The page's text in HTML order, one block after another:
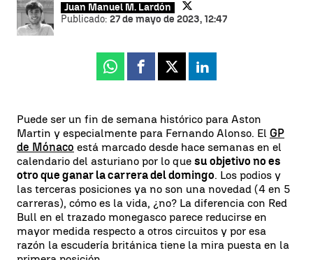
Juan Manuel M. Lardón
Publicado: 27 de mayo de 2023, 12:47
Whatsapp
Facebook
X Linkedin
Puede ser un fin de semana histórico para Aston
Martin y especialmente para Fernando Alonso. El GP
de Mónaco está marcado desde hace semanas en el
calendario del asturiano por lo que su objetivo no es
otro que ganar la carrera del domingo. Los podios y
las terceras posiciones ya no son una novedad (4 en 5
carreras), cómo es la vida, ¿no? La diferencia con Red
Bull en el trazado monegasco parece reducirse en
mayor medida respecto a otros circuitos y por esa
razón la escudería británica tiene la mira puesta en la